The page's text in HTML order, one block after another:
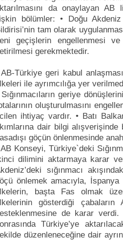
da onaylayan AB
bölümler: • Doğu
tam olarak
geçişlerin engellenmesi ve
gerekmektedir.
AB-Türkiye geri kabul
ile ayrımcılığa yer
Sığınmacıların geriye
oluşturulmasını
ihtiyaç vardır. • Batı
dair bilgi
göçün önlenmesinde
AB Konseyi, Türkiye`deki
dilimini aktarmaya karar
sığınmacı
önlemek amacıyla,
başta Fas olmak
gösterdiği
de karar
Türkiye’ye
düzenleneceğine dair